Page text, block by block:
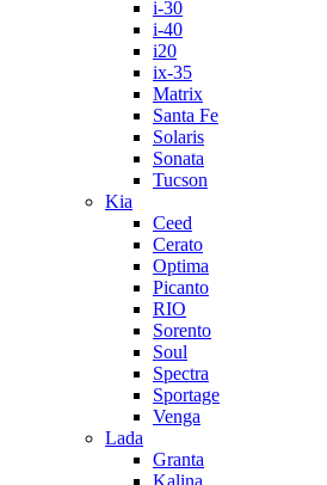
i-30
i-40
i20
ix-35
Matrix
Santa Fe
Solaris
Sonata
Tucson
Kia
Ceed
Cerato
Optima
Picanto
RIO
Sorento
Soul
Spectra
Sportage
Venga
Lada
Granta
Kalina